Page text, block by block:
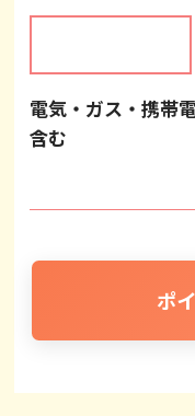
電気・ガス・携帯
含む
ポ